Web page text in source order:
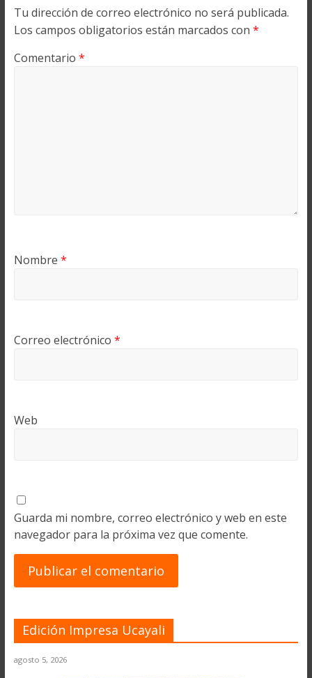
Tu dirección de correo electrónico no será publicada.
Los campos obligatorios están marcados con *
Comentario *
Nombre *
Correo electrónico *
Web
Guarda mi nombre, correo electrónico y web en este
navegador para la próxima vez que comente.
Edición Impresa Ucayali
agosto 5, 2026